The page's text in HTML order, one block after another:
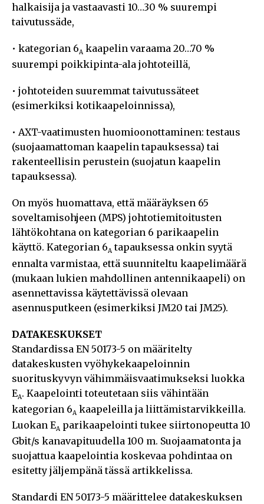
halkaisija ja vastaavasti 10…30 % suurempi
taivutussäde,
• kategorian 6A kaapelin varaama 20…70 %
suurempi poikkipinta-ala johtoteillä,
• johtoteiden suuremmat taivutussäteet
(esimerkiksi kotikaapeloinnissa),
• AXT-vaatimusten huomioonottaminen: testaus
(suojaamattoman kaapelin tapauksessa) tai
rakenteellisin perustein (suojatun kaapelin
tapauksessa).
On myös huomattava, että määräyksen 65
soveltamisohjeen (MPS) johtotiemitoitusten
lähtökohtana on kategorian 6 parikaapelin
käyttö. Kategorian 6A tapauksessa onkin syytä
ennalta varmistaa, että suunniteltu kaapelimäärä
(mukaan lukien mahdollinen antennikaapeli) on
asennettavissa käytettävissä olevaan
asennusputkeen (esimerkiksi JM20 tai JM25).
DATAKESKUKSET
Standardissa EN 50173-5 on määritelty
datakeskusten vyöhykekaapeloinnin
suorituskyvyn vähimmäisvaatimukseksi luokka
EA. Kaapelointi toteutetaan siis vähintään
kategorian 6A kaapeleilla ja liittämistarvikkeilla.
Luokan EA parikaapelointi tukee siirtonopeutta 10
Gbit/s kanavapituudella 100 m. Suojaamatonta ja
suojattua kaapelointia koskevaa pohdintaa on
esitetty jäljempänä tässä artikkelissa.
Standardi EN 50173-5 määrittelee datakeskuksen